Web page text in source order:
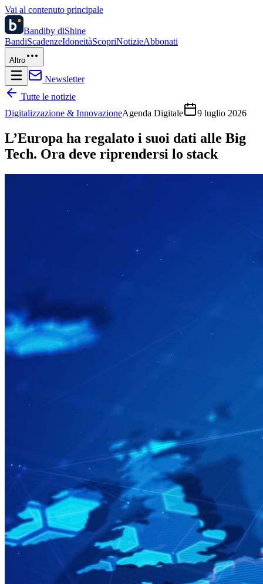
Vai al contenuto principale
Bandiby diShine
BandiScadenzeIdoneitàScopriNotizieAbbonati
Altro
Newsletter
Tutte le notizie
Digitalizzazione & InnovazioneAgenda Digitale 9 luglio 2026
L’Europa ha regalato i suoi dati alle Big
Tech. Ora deve riprendersi lo stack